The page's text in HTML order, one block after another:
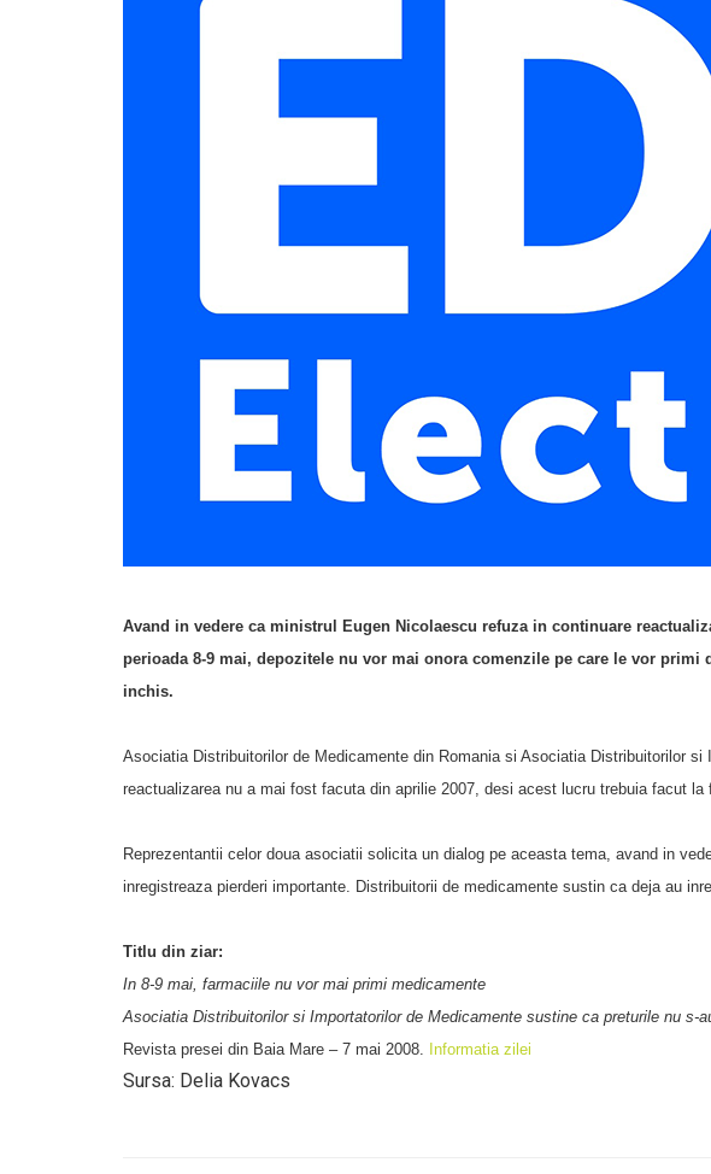
Avand in vedere ca ministrul Eugen Nicolaescu refuza in continuare
perioada 8-9 mai, depozitele nu vor mai onora comenzile pe care le vor
inchis.
Asociatia Distribuitorilor de Medicamente din Romania si Asociatia Distribuitorilor
reactualizarea nu a mai fost facuta din aprilie 2007, desi acest lucru trebuia facut la
Reprezentantii celor doua asociatii solicita un dialog pe aceasta tema, avand in
inregistreaza pierderi importante. Distribuitorii de medicamente sustin ca deja au
Titlu din ziar:
In 8-9 mai, farmaciile nu vor mai primi medicamente
Asociatia Distribuitorilor si Importatorilor de Medicamente sustine ca preturile nu s-
Revista presei din Baia Mare – 7 mai 2008. Informatia zilei
Sursa: Delia Kovacs